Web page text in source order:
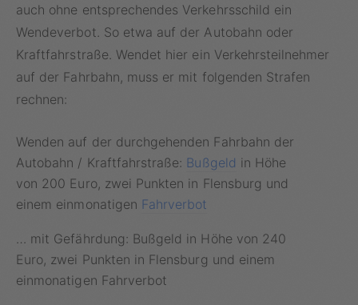
auch ohne entsprechendes Verkehrsschild ein
Wendeverbot. So etwa auf der Autobahn oder
Kraftfahrstraße. Wendet hier ein Verkehrsteilnehmer
auf der Fahrbahn, muss er mit folgenden Strafen
rechnen:
Wenden auf der durchgehenden Fahrbahn der
Autobahn / Kraftfahrstraße: Bußgeld in Höhe
von 200 Euro, zwei Punkten in Flensburg und
einem einmonatigen Fahrverbot
… mit Gefährdung: Bußgeld in Höhe von 240
Euro, zwei Punkten in Flensburg und einem
einmonatigen Fahrverbot